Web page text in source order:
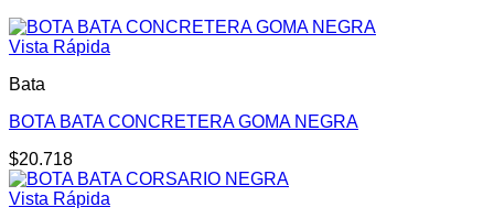
Vista Rápida
Bata
BOTA BATA CONCRETERA GOMA NEGRA
$20.718
Vista Rápida